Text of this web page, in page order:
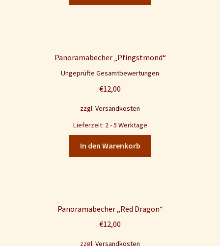
Panoramabecher „Pfingstmond“
Ungeprüfte Gesamtbewertungen
€12,00
zzgl. Versandkosten
Lieferzeit: 2 - 5 Werktage
In den Warenkorb
Panoramabecher „Red Dragon“
€12,00
zzgl. Versandkosten